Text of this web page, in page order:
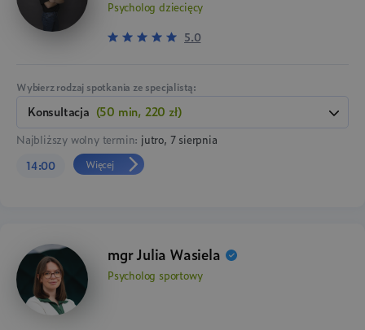
Psycholog dziecięcy
5.0
Wybierz rodzaj spotkania ze specjalistą:
konsultacja (50 min, 220 zł)
Najbliższy wolny termin: jutro, 7 sierpnia
14:00
Więcej
mgr Julia Wasiela
Psycholog sportowy